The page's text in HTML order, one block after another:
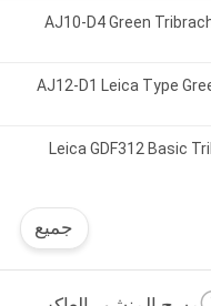
AJ10-D4 Green
AJ12-D1 Leica Type
Leica GDF312 Basic
جميع